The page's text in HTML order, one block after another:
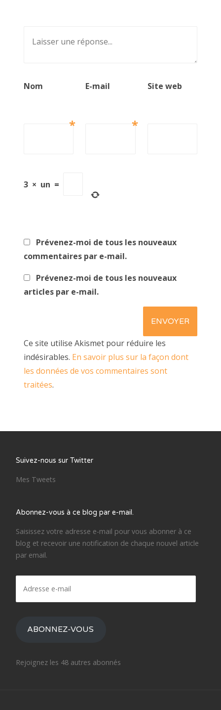
Nom
*
E-mail
*
Site web
3 × un =
Prévenez-moi de tous les nouveaux
commentaires par e-mail.
Prévenez-moi de tous les nouveaux
articles par e-mail.
Ce site utilise Akismet pour réduire les
indésirables. En savoir plus sur la façon dont
les données de vos commentaires sont
traitées.
Suivez-nous sur Twitter
Mes Tweets
Abonnez-vous à ce blog par e-mail.
Saisissez votre adresse e-mail pour vous abonner à ce
blog et recevoir une notification de chaque nouvel article
par email.
mail
ABONNEZ-VOUS
Rejoignez les 48 autres abonnés